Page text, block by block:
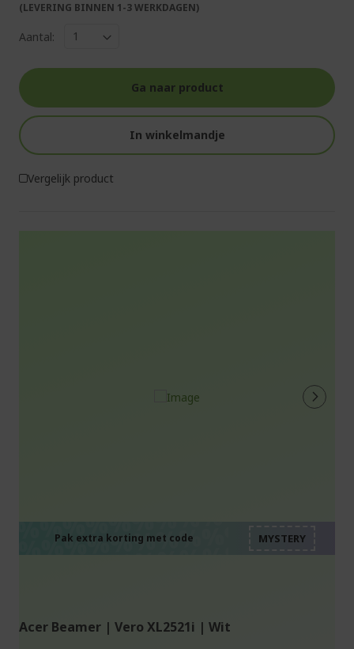
(LEVERING BINNEN 1-3 WERKDAGEN)
Aantal:
Ga naar product
In winkelmandje
Vergelijk product
Pak extra korting met code
Acer Beamer | Vero XL2521i | Wit